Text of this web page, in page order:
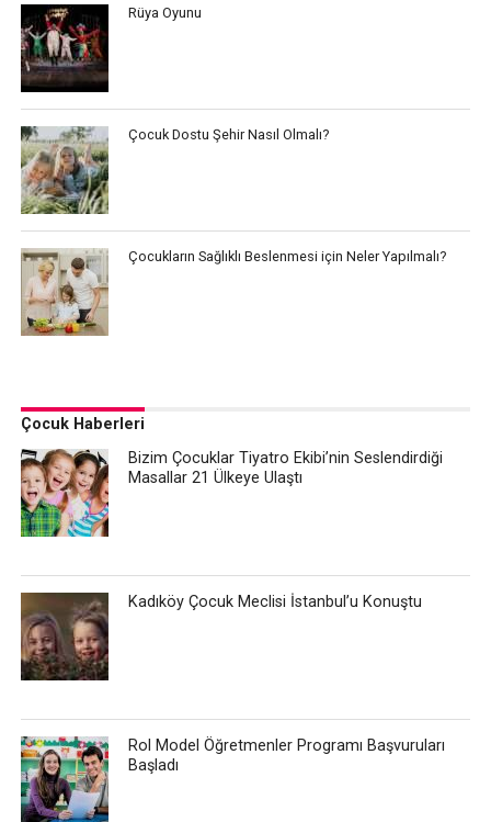
Rüya Oyunu
Çocuk Dostu Şehir Nasıl Olmalı?
Çocukların Sağlıklı Beslenmesi için Neler Yapılmalı?
Çocuk Haberleri
Bizim Çocuklar Tiyatro Ekibi’nin Seslendirdiği
Masallar 21 Ülkeye Ulaştı
Kadıköy Çocuk Meclisi İstanbul’u Konuştu
Rol Model Öğretmenler Programı Başvuruları
Başladı